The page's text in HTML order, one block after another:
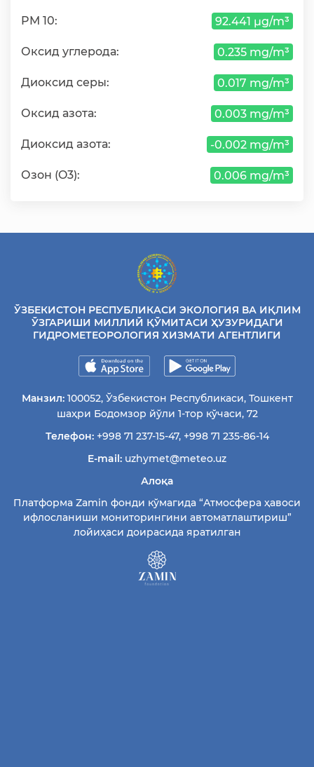
PM 10: 92.441 µg/m³
Оксид углерода: 0.235 mg/m³
Диоксид серы: 0.017 mg/m³
Оксид азота: 0.003 mg/m³
Диоксид азота: -0.002 mg/m³
Озон (O3): 0.006 mg/m³
ЎЗБЕКИСТОН РЕСПУБЛИКАСИ ЭКОЛОГИЯ ВА ИҚЛИМ
ЎЗГАРИШИ МИЛЛИЙ ҚЎМИТАСИ ҲУЗУРИДАГИ
ГИДРОМЕТЕОРОЛОГИЯ ХИЗМАТИ АГЕНТЛИГИ
Манзил: 100052, Ўзбекистон Республикаси, Тошкент
шаҳри Бодомзор йўли 1-тор кўчаси, 72
Телефон: +998 71 237-15-47, +998 71 235-86-14
E-mail: uzhymet@meteo.uz
Алоқа
Платформа Zamin фонди кўмагида “Атмосфера ҳавоси
ифлосланиши мониторингини автоматлаштириш”
лойиҳаси доирасида яратилган